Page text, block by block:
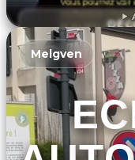
Melgven